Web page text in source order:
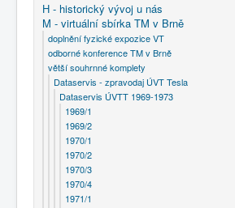
H - historický vývoj u nás
M - virtuální sbírka TM v Brně
doplnění fyzické expozice VT
odborné konference TM v Brně
větší souhrnné komplety
Dataservis - zpravodaj ÚVT Tesla
Dataservis ÚVTT 1969-1973
1969/1
1969/2
1970/1
1970/2
1970/3
1970/4
1971/1